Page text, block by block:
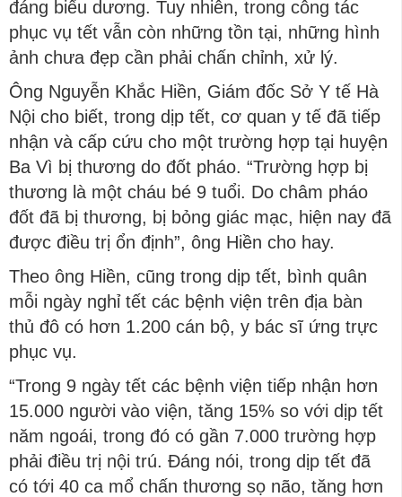
đáng biểu dương. Tuy nhiên, trong công tác
phục vụ tết vẫn còn những tồn tại, những hình
ảnh chưa đẹp cần phải chấn chỉnh, xử lý.
Ông Nguyễn Khắc Hiền, Giám đốc Sở Y tế Hà
Nội cho biết, trong dịp tết, cơ quan y tế đã tiếp
nhận và cấp cứu cho một trường hợp tại huyện
Ba Vì bị thương do đốt pháo. “Trường hợp bị
thương là một cháu bé 9 tuổi. Do châm pháo
đốt đã bị thương, bị bỏng giác mạc, hiện nay đã
được điều trị ổn định”, ông Hiền cho hay.
Theo ông Hiền, cũng trong dịp tết, bình quân
mỗi ngày nghỉ tết các bệnh viện trên địa bàn
thủ đô có hơn 1.200 cán bộ, y bác sĩ ứng trực
phục vụ.
“Trong 9 ngày tết các bệnh viện tiếp nhận hơn
15.000 người vào viện, tăng 15% so với dịp tết
năm ngoái, trong đó có gần 7.000 trường hợp
phải điều trị nội trú. Đáng nói, trong dịp tết đã
có tới 40 ca mổ chấn thương sọ não, tăng hơn